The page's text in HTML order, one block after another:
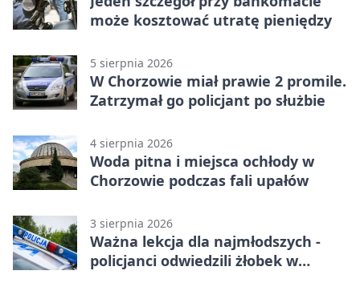
może kosztować utratę pieniędzy
5 sierpnia 2026
W Chorzowie miał prawie 2 promile.
Zatrzymał go policjant po służbie
4 sierpnia 2026
Woda pitna i miejsca ochłody w
Chorzowie podczas fali upałów
3 sierpnia 2026
Ważna lekcja dla najmłodszych -
policjanci odwiedzili żłobek w